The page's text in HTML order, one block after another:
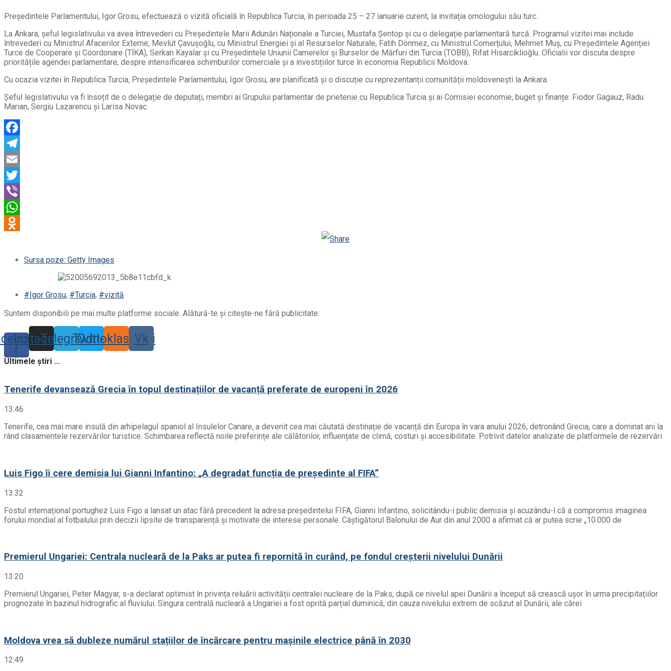
Președintele Parlamentului, Igor Grosu, efectuează o vizită oficială în Republica Turcia, în perioada 25 – 27 ianuarie curent, la invitația omologului său turc.
La Ankara, șeful legislativului va avea întrevederi cu Președintele Marii Adunări Naționale a Turciei, Mustafa Şentop și cu o delegație parlamentară turcă. Programul vizitei mai include
întrevederi cu Ministrul Afacerilor Externe, Mevlüt Çavușoğlu, cu Ministrul Energiei și al Resurselor Naturale, Fatih Dönmez, cu Ministrul Comerțului, Mehmet Muș, cu Președintele Agenției
Turce de Cooperare și Coordonare (TİKA), Serkan Kayalar și cu Președintele Uniunii Camerelor și Burselor de Mărfuri din Turcia (TOBB), Rifat Hisarciklioğlu. Oficialii vor discuta despre
prioritățile agendei parlamentare, despre intensificarea schimburilor comerciale și a investițiilor turce în economia Republicii Moldova.
Cu ocazia vizitei în Republica Turcia, Președintele Parlamentului, Igor Grosu, are planificată și o discuție cu reprezentanții comunității moldovenești la Ankara.
Șeful legislativului va fi însoțit de o delegație de deputați, membri ai Grupului parlamentar de prietenie cu Republica Turcia și ai Comisiei economie, buget și finanțe: Fiodor Gagauz, Radu
Marian, Sergiu Lazarencu și Larisa Novac.
Odnoklassniki
Sursa poze: Getty Images
#Igor Grosu, #Turcia, #vizită
Suntem disponibili pe mai multe platforme sociale. Alătură-te și citește-ne fără publicitate:
f
Instagram
TelegramTwitter
Odnoklassniki
Vk
Ultimele știri ...
Tenerife devansează Grecia în topul destinațiilor de vacanță preferate de europeni în 2026
13:46
Tenerife, cea mai mare insulă din arhipelagul spaniol al Insulelor Canare, a devenit cea mai căutată destinație de vacanță din Europa în vara anului 2026, detronând Grecia, care a dominat ani la
rând clasamentele rezervărilor turistice. Schimbarea reflectă noile preferințe ale călătorilor, influențate de climă, costuri și accesibilitate. Potrivit datelor analizate de platformele de rezervări
Luis Figo îi cere demisia lui Gianni Infantino: „A degradat funcția de președinte al FIFA”
13:32
Fostul internațional portughez Luis Figo a lansat un atac fără precedent la adresa președintelui FIFA, Gianni Infantino, solicitându-i public demisia și acuzându-l că a compromis imaginea
forului mondial al fotbalului prin decizii lipsite de transparență și motivate de interese personale. Câștigătorul Balonului de Aur din anul 2000 a afirmat că ar putea scrie „10.000 de
Premierul Ungariei: Centrala nucleară de la Paks ar putea fi repornită în curând, pe fondul creșterii nivelului Dunării
13:20
Premierul Ungariei, Peter Magyar, s-a declarat optimist în privința reluării activității centralei nucleare de la Paks, după ce nivelul apei Dunării a început să crească ușor în urma precipitațiilor
prognozate în bazinul hidrografic al fluviului. Singura centrală nucleară a Ungariei a fost oprită parțial duminică, din cauza nivelului extrem de scăzut al Dunării, ale cărei
Moldova vrea să dubleze numărul stațiilor de încărcare pentru mașinile electrice până în 2030
12:49